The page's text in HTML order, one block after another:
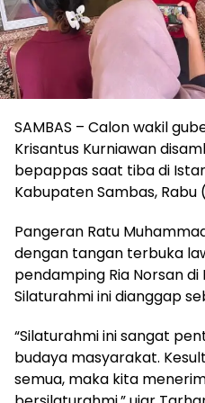
SAMBAS – Calon wakil
Krisantus Kurniawan
bepappas saat tiba di
Kabupaten Sambas, Rabu
Pangeran Ratu
dengan tangan terbuka
pendamping Ria Norsan
Silaturahmi ini dianggap
“Silaturahmi ini sangat
budaya masyarakat.
semua, maka kita